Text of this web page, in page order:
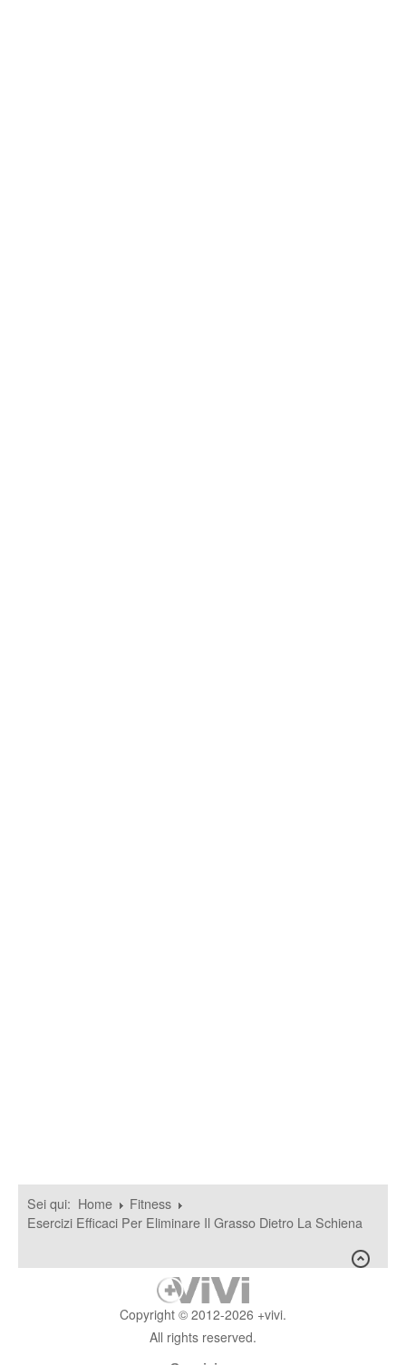
Sei qui: Home
Fitness
Esercizi Efficaci Per Eliminare Il Grasso Dietro La Schiena
Copyright © 2012-2026 +vivi.
All rights reserved.